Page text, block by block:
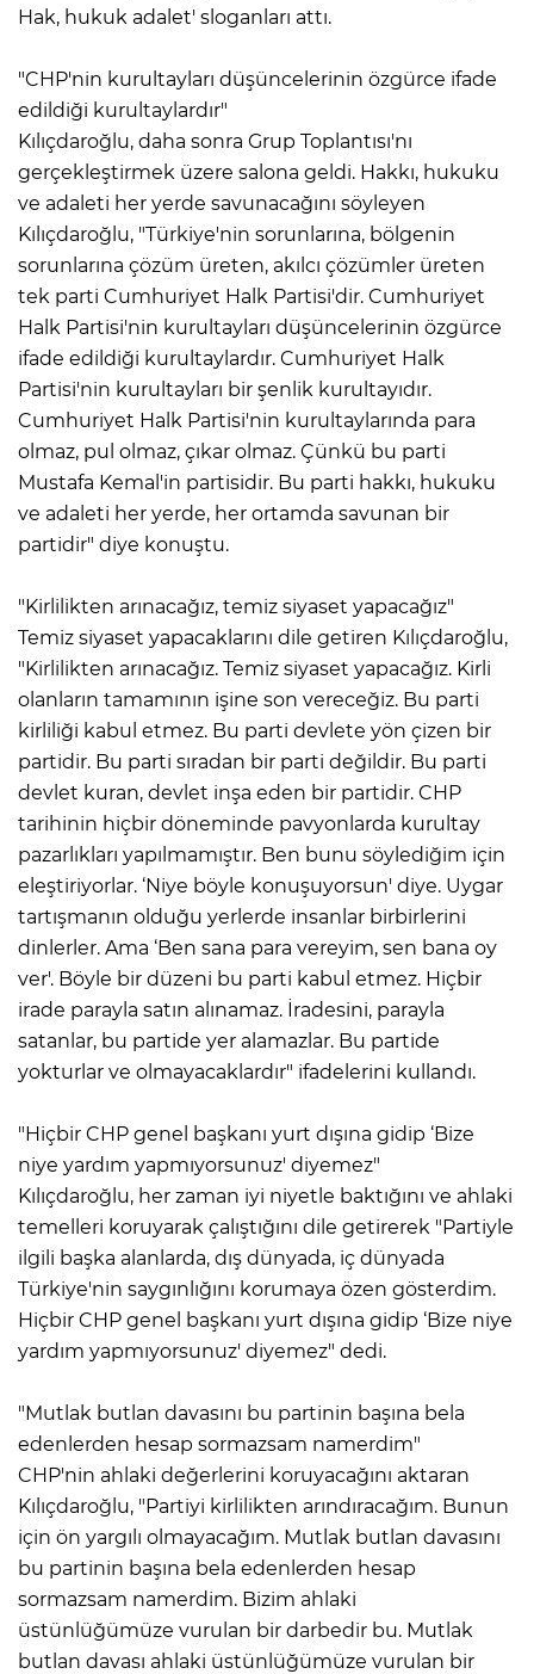
Hak, hukuk adalet' sloganları attı.
"CHP'nin kurultayları düşüncelerinin özgürce ifade
edildiği kurultaylardır"
Kılıçdaroğlu, daha sonra Grup Toplantısı'nı
gerçekleştirmek üzere salona geldi. Hakkı, hukuku
ve adaleti her yerde savunacağını söyleyen
Kılıçdaroğlu, "Türkiye'nin sorunlarına, bölgenin
sorunlarına çözüm üreten, akılcı çözümler üreten
tek parti Cumhuriyet Halk Partisi'dir. Cumhuriyet
Halk Partisi'nin kurultayları düşüncelerinin özgürce
ifade edildiği kurultaylardır. Cumhuriyet Halk
Partisi'nin kurultayları bir şenlik kurultayıdır.
Cumhuriyet Halk Partisi'nin kurultaylarında para
olmaz, pul olmaz, çıkar olmaz. Çünkü bu parti
Mustafa Kemal'in partisidir. Bu parti hakkı, hukuku
ve adaleti her yerde, her ortamda savunan bir
partidir" diye konuştu.
"Kirlilikten arınacağız, temiz siyaset yapacağız"
Temiz siyaset yapacaklarını dile getiren Kılıçdaroğlu,
"Kirlilikten arınacağız. Temiz siyaset yapacağız. Kirli
olanların tamamının işine son vereceğiz. Bu parti
kirliliği kabul etmez. Bu parti devlete yön çizen bir
partidir. Bu parti sıradan bir parti değildir. Bu parti
devlet kuran, devlet inşa eden bir partidir. CHP
tarihinin hiçbir döneminde pavyonlarda kurultay
pazarlıkları yapılmamıştır. Ben bunu söylediğim için
eleştiriyorlar. ‘Niye böyle konuşuyorsun' diye. Uygar
tartışmanın olduğu yerlerde insanlar birbirlerini
dinlerler. Ama ‘Ben sana para vereyim, sen bana oy
ver'. Böyle bir düzeni bu parti kabul etmez. Hiçbir
irade parayla satın alınamaz. İradesini, parayla
satanlar, bu partide yer alamazlar. Bu partide
yokturlar ve olmayacaklardır" ifadelerini kullandı.
"Hiçbir CHP genel başkanı yurt dışına gidip ‘Bize
niye yardım yapmıyorsunuz' diyemez"
Kılıçdaroğlu, her zaman iyi niyetle baktığını ve ahlaki
temelleri koruyarak çalıştığını dile getirerek "Partiyle
ilgili başka alanlarda, dış dünyada, iç dünyada
Türkiye'nin saygınlığını korumaya özen gösterdim.
Hiçbir CHP genel başkanı yurt dışına gidip ‘Bize niye
yardım yapmıyorsunuz' diyemez" dedi.
"Mutlak butlan davasını bu partinin başına bela
edenlerden hesap sormazsam namerdim"
CHP'nin ahlaki değerlerini koruyacağını aktaran
Kılıçdaroğlu, "Partiyi kirlilikten arındıracağım. Bunun
için ön yargılı olmayacağım. Mutlak butlan davasını
bu partinin başına bela edenlerden hesap
sormazsam namerdim. Bizim ahlaki
üstünlüğümüze vurulan bir darbedir bu. Mutlak
butlan davası ahlaki üstünlüğümüze vurulan bir